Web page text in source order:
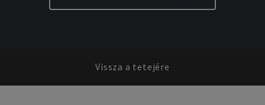
Vissza a tetejére